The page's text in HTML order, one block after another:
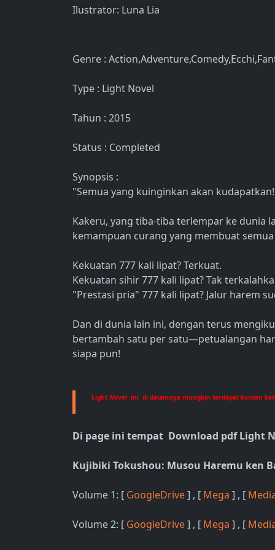
Ilustrator: Luna Lia
Genre :
Type : Light Novel
Tahun : 2015
Status : Completed
Synopsis :
"Semua yang kuinginkan akan
Kakeru, yang tiba-tiba terlempar ke dunia
kemampuan curang yang membuat
Kekuatan 777 kali lipat? Terkuat.
Kekuatan sihir 777 kali lipat? Tak
"Prestasi pria" 777 kali lipat? Jalur harem
Dan di dunia lain ini, dengan terus
bertambah satu per satu—petualangan
siapa pun!
Light Novel ini di dalamnya mungkin terdapat konten
Di page ini tempat Download pdf Light
Kujibiki Tokushou: Musou Haremu ken
Volume 1: [ GoogleDrive] , [ Mega ] , [
Volume 2: [ GoogleDrive] , [ Mega ] , [